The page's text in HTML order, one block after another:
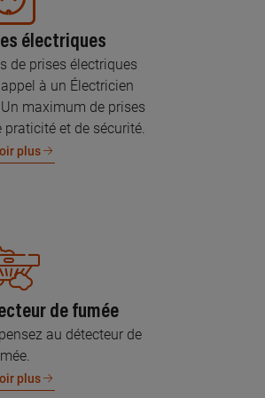
électriques
de prises électriques
à un Électricien
maximum de prises
et de sécurité.
plus
de fumée
au détecteur de
plus